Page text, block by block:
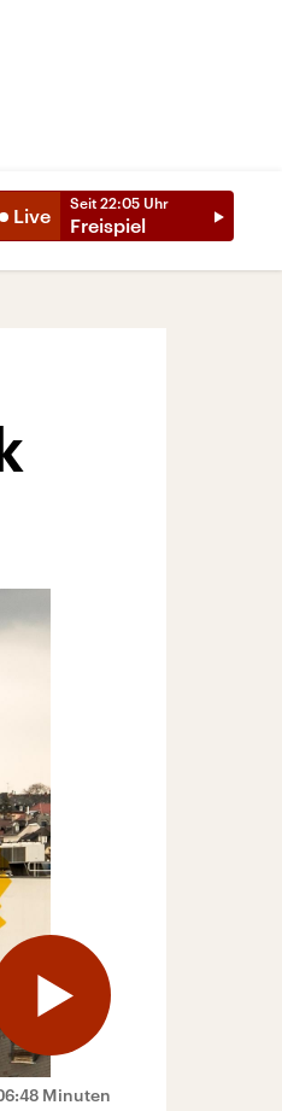
Live
Seit 22:05 Uhr
Freispiel
Minuten